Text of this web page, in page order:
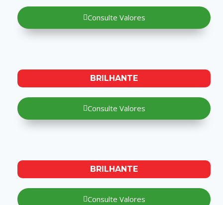
Consulte Valores
BRILHANTE
Consulte Valores
BRILHANTE
Consulte Valores